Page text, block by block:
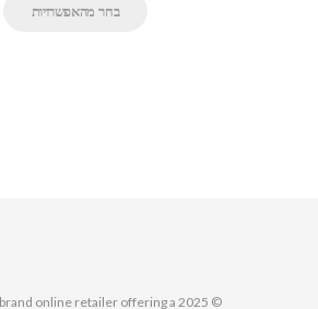
בחר מהאפשרויות
brand online retailer offering a